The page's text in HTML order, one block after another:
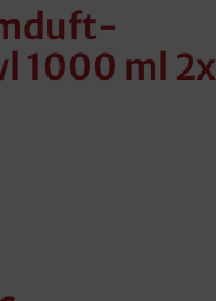
1000 ml 2x